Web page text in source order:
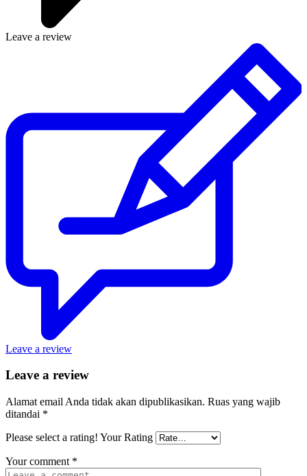
Leave a review
Leave a review
Leave a review
Alamat email Anda tidak akan dipublikasikan. Ruas yang wajib
ditandai *
Please select a rating! Your Rating
Your comment *